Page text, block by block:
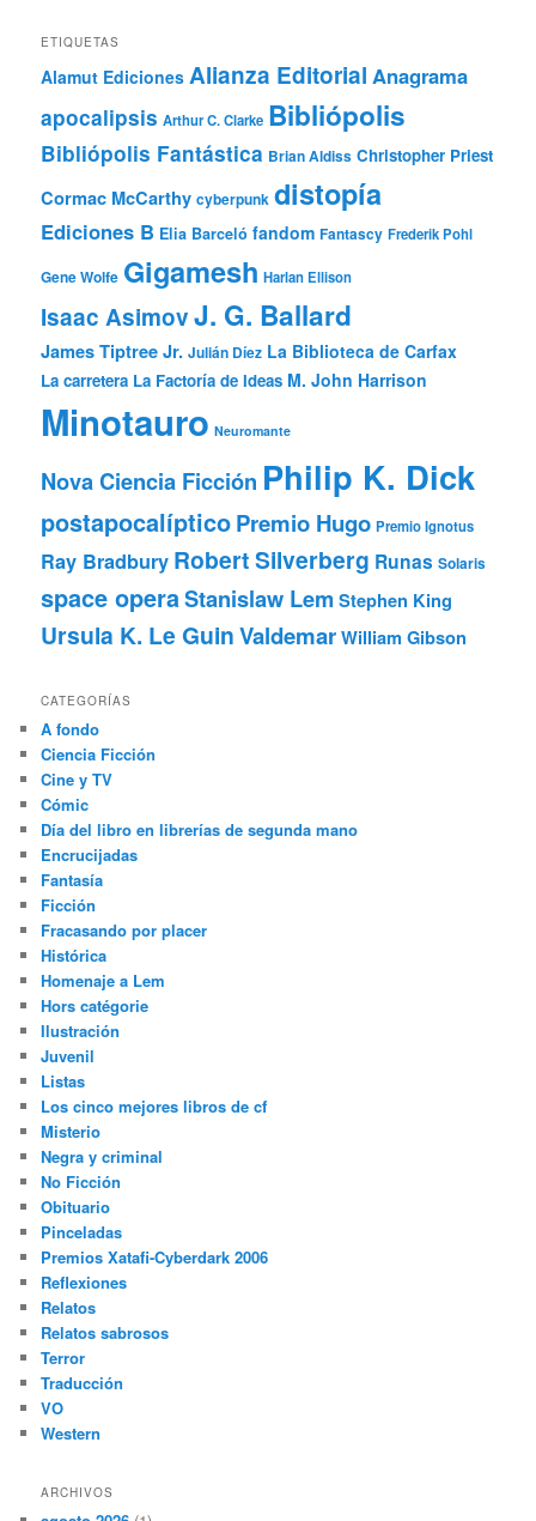
ETIQUETAS
Alamut Ediciones Alianza Editorial Anagrama
apocalipsis Arthur C. Clarke Bibliópolis
Bibliópolis Fantástica Brian Aldiss Christopher Priest
Cormac McCarthy cyberpunk distopía
Ediciones B Elia Barceló fandom Fantascy Frederik Pohl
Gene Wolfe Gigamesh Harlan Ellison
Isaac AsimovJ. G. Ballard
James Tiptree Jr. Julián Díez La Biblioteca de Carfax
La carretera La Factoría de Ideas M. John Harrison
Minotauro Neuromante
Nova Ciencia Ficción Philip K. Dick
postapocalípticoPremio Hugo Premio Ignotus
Ray Bradbury Robert Silverberg Runas Solaris
space operaStanislaw Lem Stephen King
Ursula K. Le GuinValdemarWilliam Gibson
CATEGORÍAS
A fondo
Ciencia Ficción
Cine y TV
Cómic
Día del libro en librerías de segunda mano
Encrucijadas
Fantasía
Ficción
Fracasando por placer
Histórica
Homenaje a Lem
Hors catégorie
Ilustración
Juvenil
Listas
Los cinco mejores libros de cf
Misterio
Negra y criminal
No Ficción
Obituario
Pinceladas
Premios Xatafi-Cyberdark 2006
Reflexiones
Relatos
Relatos sabrosos
Terror
Traducción
VO
Western
ARCHIVOS